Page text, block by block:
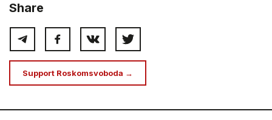
Share
Support Roskomsvoboda →